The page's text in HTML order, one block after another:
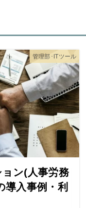
管理部･ITツール
ン(人事労務
導入事例・利